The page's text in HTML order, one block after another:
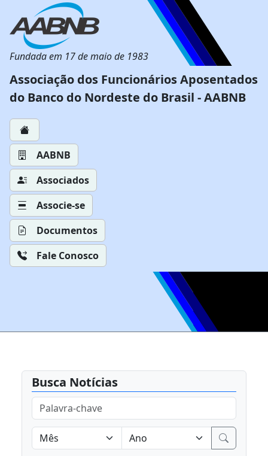
Fundada em 17 de maio de 1983
Associação dos Funcionários Aposentados
do Banco do Nordeste do Brasil - AABNB
AABNB
Associados
Associe-se
Documentos
Fale Conosco
Busca Notícias